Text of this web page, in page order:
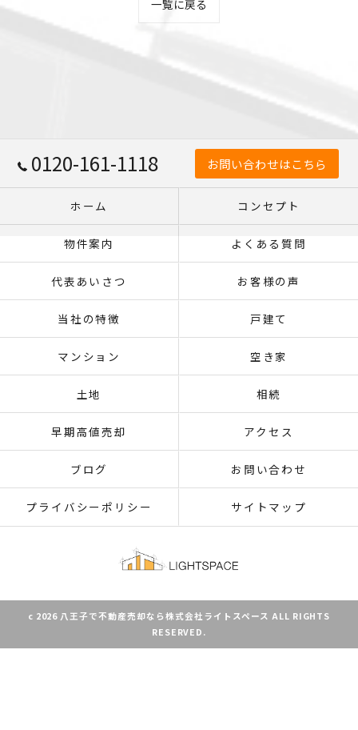
一覧に戻る
0120-161-1118 お問い合わせはこちら
ホーム コンセプト
物件案内 よくある質問
代表あいさつ お客様の声
当社の特徴 戸建て
マンション 空き家
土地 相続
早期高値売却 アクセス
ブログ お問い合わせ
プライバシーポリシー サイトマップ
c 2026 八王子で不動産売却なら株式会社ライトスペース ALL RIGHTS
RESERVED.